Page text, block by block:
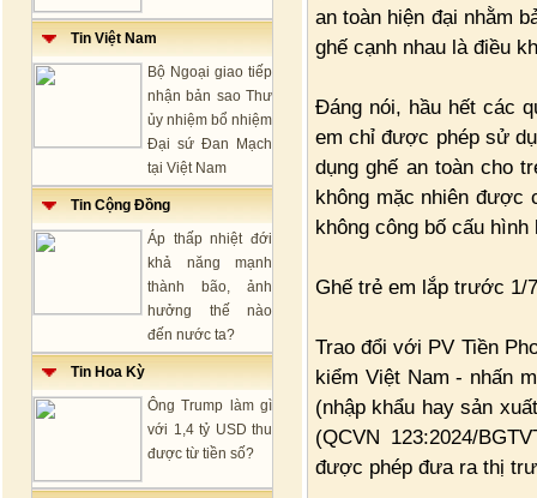
Tin Việt Nam
Bộ Ngoại giao tiếp
nhận bản sao Thư
ủy nhiệm bổ nhiệm
Đại sứ Đan Mạch
tại Việt Nam
Tin Cộng Đồng
Áp thấp nhiệt đới
khả năng mạnh
thành bão, ảnh
hưởng thế nào
đến nước ta?
Tin Hoa Kỳ
Ông Trump làm gì
với 1,4 tỷ USD thu
được từ tiền số?
an toàn hiện đại nhằm
ghế cạnh nhau là điều
Đáng nói, hầu hết các
em chỉ được phép sử
dụng ghế an toàn cho
không mặc nhiên được
không công bố cấu hình
Ghế trẻ em lắp trước 1/
Trao đổi với PV Tiền
kiểm Việt Nam - nhấn
(nhập khẩu hay sản
(QCVN 123:2024/
được phép đưa ra thị